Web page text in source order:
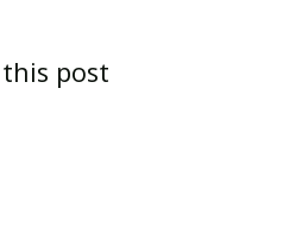
puede decir donde me
post